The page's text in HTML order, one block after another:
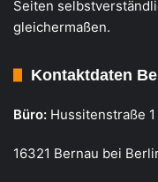
Seiten
gleichermaßen.
Kontaktdaten
Büro: Hussitenstraße
16321 Bernau bei